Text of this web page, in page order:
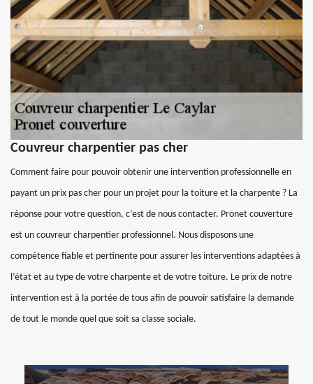
Couvreur charpentier pas cher
Comment faire pour pouvoir obtenir une intervention professionnelle en
payant un prix pas cher pour un projet pour la toiture et la charpente ? La
réponse pour votre question, c’est de nous contacter. Pronet couverture
est un couvreur charpentier professionnel. Nous disposons une
compétence fiable et pertinente pour assurer les interventions adaptées à
l’état et au type de votre charpente et de votre toiture. Le prix de notre
intervention est à la portée de tous afin de pouvoir satisfaire la demande
de tout le monde quel que soit sa classe sociale.